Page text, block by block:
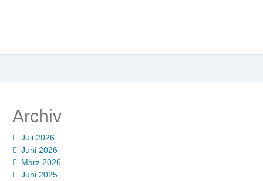
Archiv
Juli 2026
Juni 2026
März 2026
Juni 2025